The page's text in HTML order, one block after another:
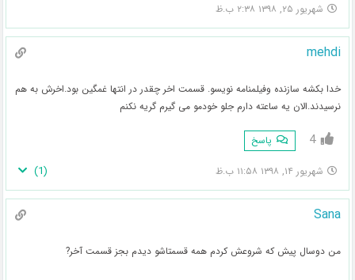
شهریور ۲۵, ۱۳۹۸ ۲:۳۸ ب.ظ
mehdi
خدا بکشه سازنده وفیلمنامه نویسو. قسمت اخر چقدر در انتها غمگین بود.اخرش به هم
نرسیدند.الان یه ساعته دارم جلو خودمو می گیرم گریه نکنم
4 پاسخ
شهریور ۱۴, ۱۳۹۸ ۱۱:۵۸ ب.ظ (
1
)
Sana
من دوسال پیش که شروعش کردم همه قسمتاشو دیدم بجز قسمت آخر?